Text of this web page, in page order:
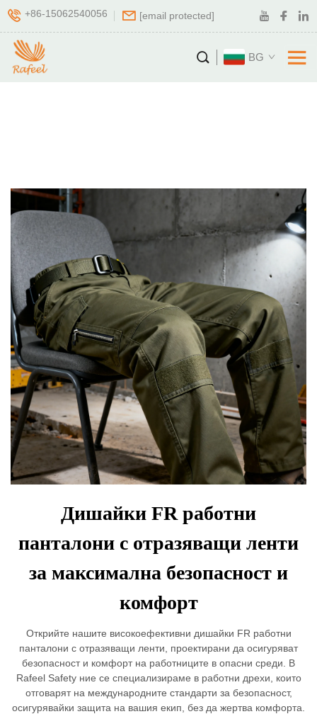
+86-15062540056 [email protected]
BG
Дишайки FR работни
панталони с отразяващи ленти
за максимална безопасност и
комфорт
Открийте нашите високоефективни дишайки FR работни
панталони с отразяващи ленти, проектирани да осигуряват
безопасност и комфорт на работниците в опасни среди. В
Rafeel Safety ние се специализираме в работни дрехи, които
отговарят на международните стандарти за безопасност,
осигурявайки защита на вашия екип, без да жертва комфорта.